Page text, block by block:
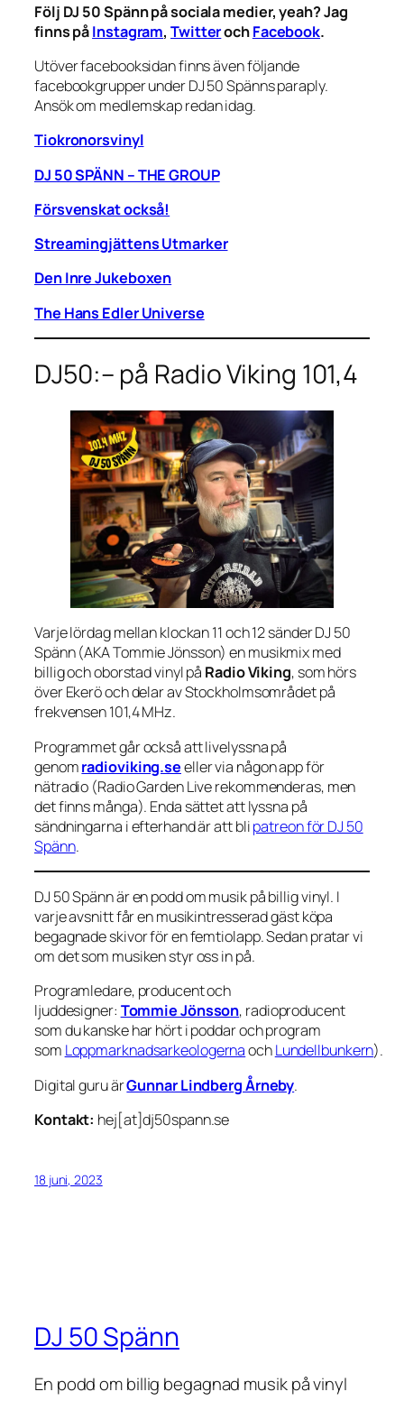
Följ DJ 50 Spänn på sociala medier, yeah? Jag
finns påInstagram,TwitterochFacebook.
Utöver facebooksidan finns även följande
facebookgrupper under DJ 50 Spänns paraply.
Ansök om medlemskap redan idag.
Tiokronorsvinyl
DJ 50 SPÄNN – THE GROUP
Försvenskat också!
Streamingjättens Utmarker
Den Inre Jukeboxen
The Hans Edler Universe
DJ50:– på Radio Viking 101,4
Varje lördag mellan klockan 11 och 12 sänder DJ 50
Spänn (AKA Tommie Jönsson) en musikmix med
billig och oborstad vinyl på Radio Viking, som hörs
över Ekerö och delar av Stockholmsområdet på
frekvensen 101,4 MHz.
Programmet går också att livelyssna på
genomradioviking.seeller via någon app för
nätradio (Radio Garden Live rekommenderas, men
det finns många). Enda sättet att lyssna på
sändningarna i efterhand är att blipatreon för DJ 50
Spänn.
DJ 50 Spänn är en podd om musik på billig vinyl. I
varje avsnitt får en musikintresserad gäst köpa
begagnade skivor för en femtiolapp. Sedan pratar vi
om det som musiken styr oss in på.
Programledare, producent och
ljuddesigner: Tommie Jönsson, radioproducent
som du kanske har hört i poddar och program
som LoppmarknadsarkeologernaochLundellbunkern).
Digital guru ärGunnar Lindberg Årneby.
Kontakt: hej[at]dj50spann.se
18 juni, 2023
DJ 50 Spänn
En podd om billig begagnad musik på vinyl